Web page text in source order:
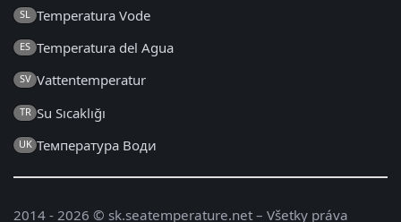
SL Temperatura Vode
ES Temperatura del Agua
SV Vattentemperatur
TR Su Sıcaklığı
UK Температура Води
2014 - 2026 © sk.seatemperature.net – Všetky práva